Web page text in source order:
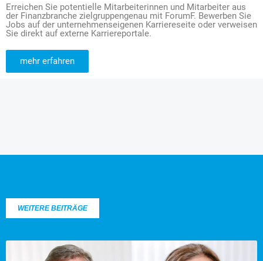
Erreichen Sie potentielle Mitarbeiterinnen und Mitarbeiter aus
der Finanzbranche zielgruppengenau mit ForumF. Bewerben Sie
Jobs auf der unternehmenseigenen Karriereseite oder verweisen
Sie direkt auf externe Karriereportale.
mehr erfahren
WEITERE BEITRÄGE